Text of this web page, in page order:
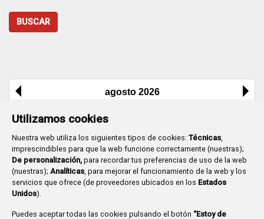
Utilizamos cookies
Nuestra web utiliza los siguientes tipos de cookies: Técnicas,
imprescindibles para que la web funcione correctamente (nuestras);
De personalización, para recordar tus preferencias de uso de la web
(nuestras); Analíticas, para mejorar el funcionamiento de la web y los
servicios que ofrece (de proveedores ubicados en los Estados
Unidos).
Puedes aceptar todas las cookies pulsando el botón “Estoy de
BUSCAR
agosto 2026
Lu Mi
3
4 5 6 7 8
9
10
11 12 13 14 15
16
17
24
25 26 27 28 29